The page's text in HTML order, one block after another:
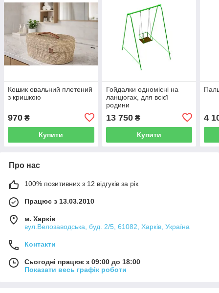
Кошик овальний плетений
з кришкою
970 ₴
Купити
Гойдалки одномісні на
ланцюгах, для всієї
родини
13 750₴
Купити
4
Про нас
100% позитивних з 12 відгуків за рік
Працює з 13.03.2010
м. Харків
вул.Велозаводська, буд. 2/5, 61082, Харків, Україна
Контакти
Сьогодні працює з 09:00 до 18:00
Показати весь графік роботи